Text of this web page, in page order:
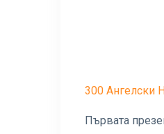
300 Ангелски
Първата